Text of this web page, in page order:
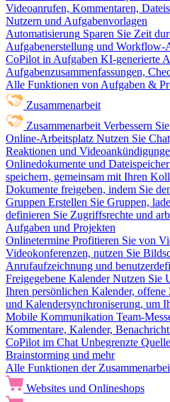
Videoanrufen, Kommentaren,
Nutzern und Aufgabenvorlagen
Automatisierung Sparen Sie Zeit
Aufgabenerstellung und Workflow-
CoPilot in Aufgaben KI-generierte
Aufgabenzusammenfassungen,
Alle Funktionen von Aufgaben &
Zusammenarbeit
Zusammenarbeit Verbessern
Online-Arbeitsplatz Nutzen Sie
Reaktionen und
Onlinedokumente und Dateispeicher
speichern, gemeinsam mit Ihren
Dokumente freigeben, indem Sie
Gruppen Erstellen Sie Gruppen,
definieren Sie Zugriffsrechte und
Aufgaben und Projekten
Onlinetermine Profitieren Sie von
Videokonferenzen, nutzen Sie
Anrufaufzeichnung und
Freigegebene Kalender Nutzen Sie
Ihren persönlichen Kalender, offene
und Kalendersynchroniserung, um
Mobile Kommunikation Team-
Kommentare, Kalender,
CoPilot im Chat Unbegrenzte
Brainstorming und mehr
Alle Funktionen der
Websites und Onlineshops